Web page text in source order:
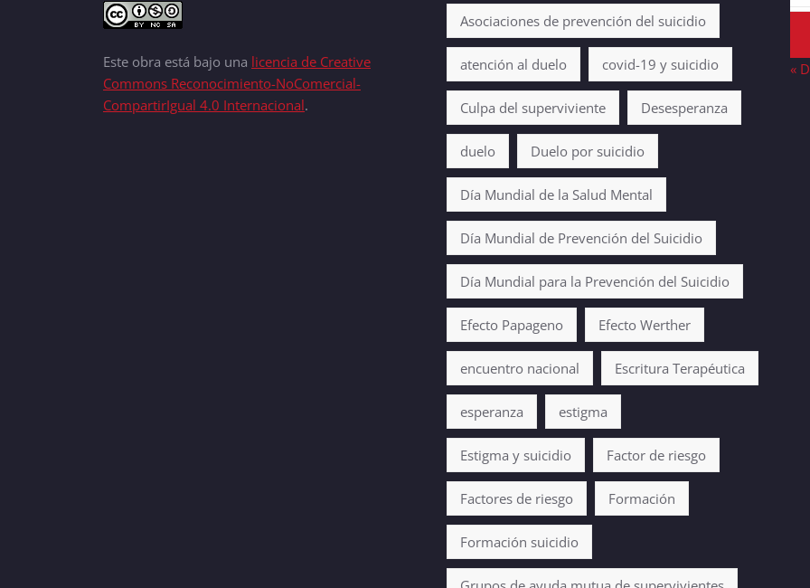
Este obra está bajo una licencia de Creative
Commons Reconocimiento-NoComercial-
CompartirIgual 4.0 Internacional.
Asociaciones de prevención del suicidio
atención al duelo covid-19 y suicidio
Culpa del superviviente Desesperanza
duelo Duelo por suicidio
Día Mundial de la Salud Mental
Día Mundial de Prevención del Suicidio
Día Mundial para la Prevención del Suicidio
Efecto Papageno Efecto Werther
encuentro nacional Escritura Terapéutica
esperanza estigma
Estigma y suicidio Factor de riesgo
Factores de riesgo Formación
Formación suicidio
«